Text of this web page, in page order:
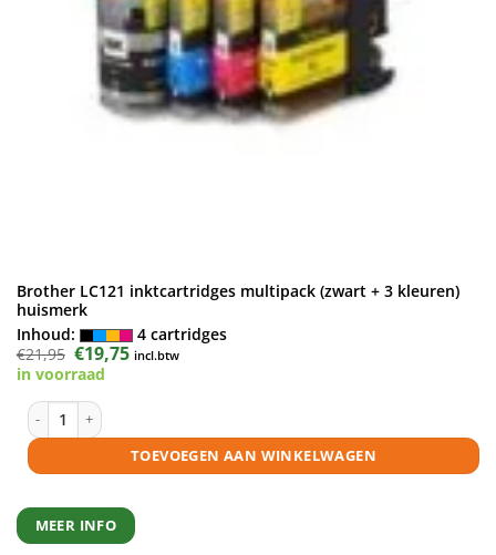
Brother LC121 inktcartridges multipack (zwart + 3 kleuren)
huismerk
Inhoud:
4 cartridges
€21,95 Oorspronkelijke
prijs
was:
€19,75Huidige
prijs
incl.btw
in voorraad
Brother LC121 inktcartridges multipack (zwart + 3 kleuren) huismerk
TOEVOEGEN AAN WINKELWAGEN
MEER INFO